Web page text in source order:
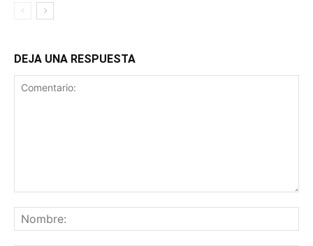
DEJA UNA RESPUESTA